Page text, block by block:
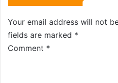
Your email address will not
fields are marked *
Comment *